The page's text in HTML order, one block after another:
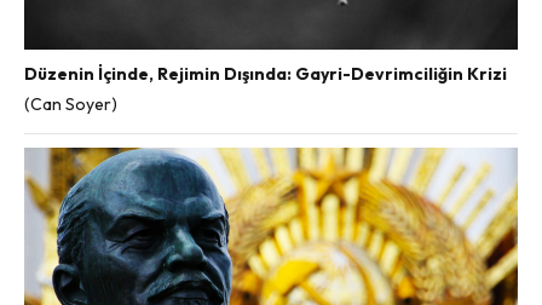
Düzenin İçinde, Rejimin Dışında: Gayri-Devrimciliğin Krizi
(Can Soyer)